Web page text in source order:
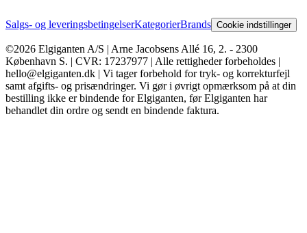
Salgs- og leveringsbetingelserKategorierBrands Cookie indstillinger
©2026 Elgiganten A/S | Arne Jacobsens Allé 16, 2. - 2300
København S. | CVR: 17237977 | Alle rettigheder forbeholdes |
hello@elgiganten.dk | Vi tager forbehold for tryk- og korrekturfejl
samt afgifts- og prisændringer. Vi gør i øvrigt opmærksom på at din
bestilling ikke er bindende for Elgiganten, før Elgiganten har
behandlet din ordre og sendt en bindende faktura.